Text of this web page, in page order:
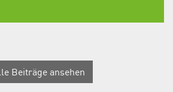
Beiträge ansehen